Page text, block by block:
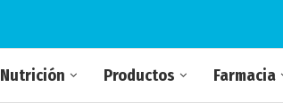
Nutrición Productos Farmacia